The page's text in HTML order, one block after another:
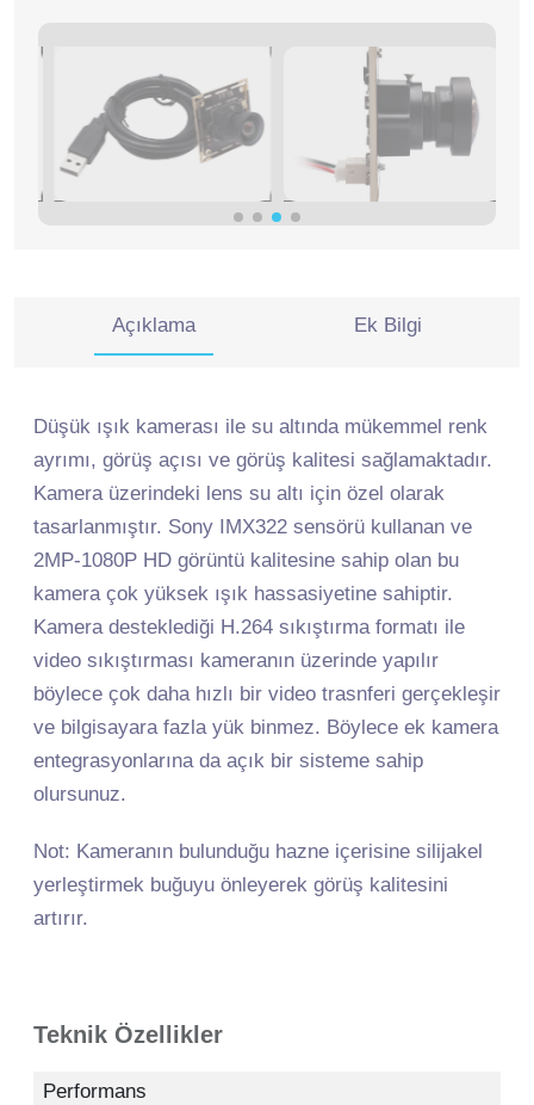
Açıklama Ek Bilgi
Düşük ışık kamerası ile su altında mükemmel renk
ayrımı, görüş açısı ve görüş kalitesi sağlamaktadır.
Kamera üzerindeki lens su altı için özel olarak
tasarlanmıştır. Sony IMX322 sensörü kullanan ve
2MP-1080P HD görüntü kalitesine sahip olan bu
kamera çok yüksek ışık hassasiyetine sahiptir.
Kamera desteklediği H.264 sıkıştırma formatı ile
video sıkıştırması kameranın üzerinde yapılır
böylece çok daha hızlı bir video trasnferi gerçekleşir
ve bilgisayara fazla yük binmez. Böylece ek kamera
entegrasyonlarına da açık bir sisteme sahip
olursunuz.
Not: Kameranın bulunduğu hazne içerisine silijakel
yerleştirmek buğuyu önleyerek görüş kalitesini
artırır.
Teknik Özellikler
Performans